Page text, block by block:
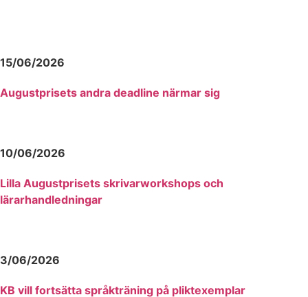
15/06/2026
Augustprisets andra deadline närmar sig
10/06/2026
Lilla Augustprisets skrivarworkshops och
lärarhandledningar
3/06/2026
KB vill fortsätta språkträning på pliktexemplar